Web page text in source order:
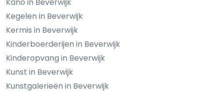
Kegelen in Beverwijk
Kermis in Beverwijk
Kinderboerderijen in Beverwijk
Kinderopvang in Beverwijk
Kunst in Beverwijk
Kunstgalerieën in Beverwijk